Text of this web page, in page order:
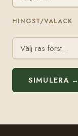
HINGST/VALACK
SIMULERA →